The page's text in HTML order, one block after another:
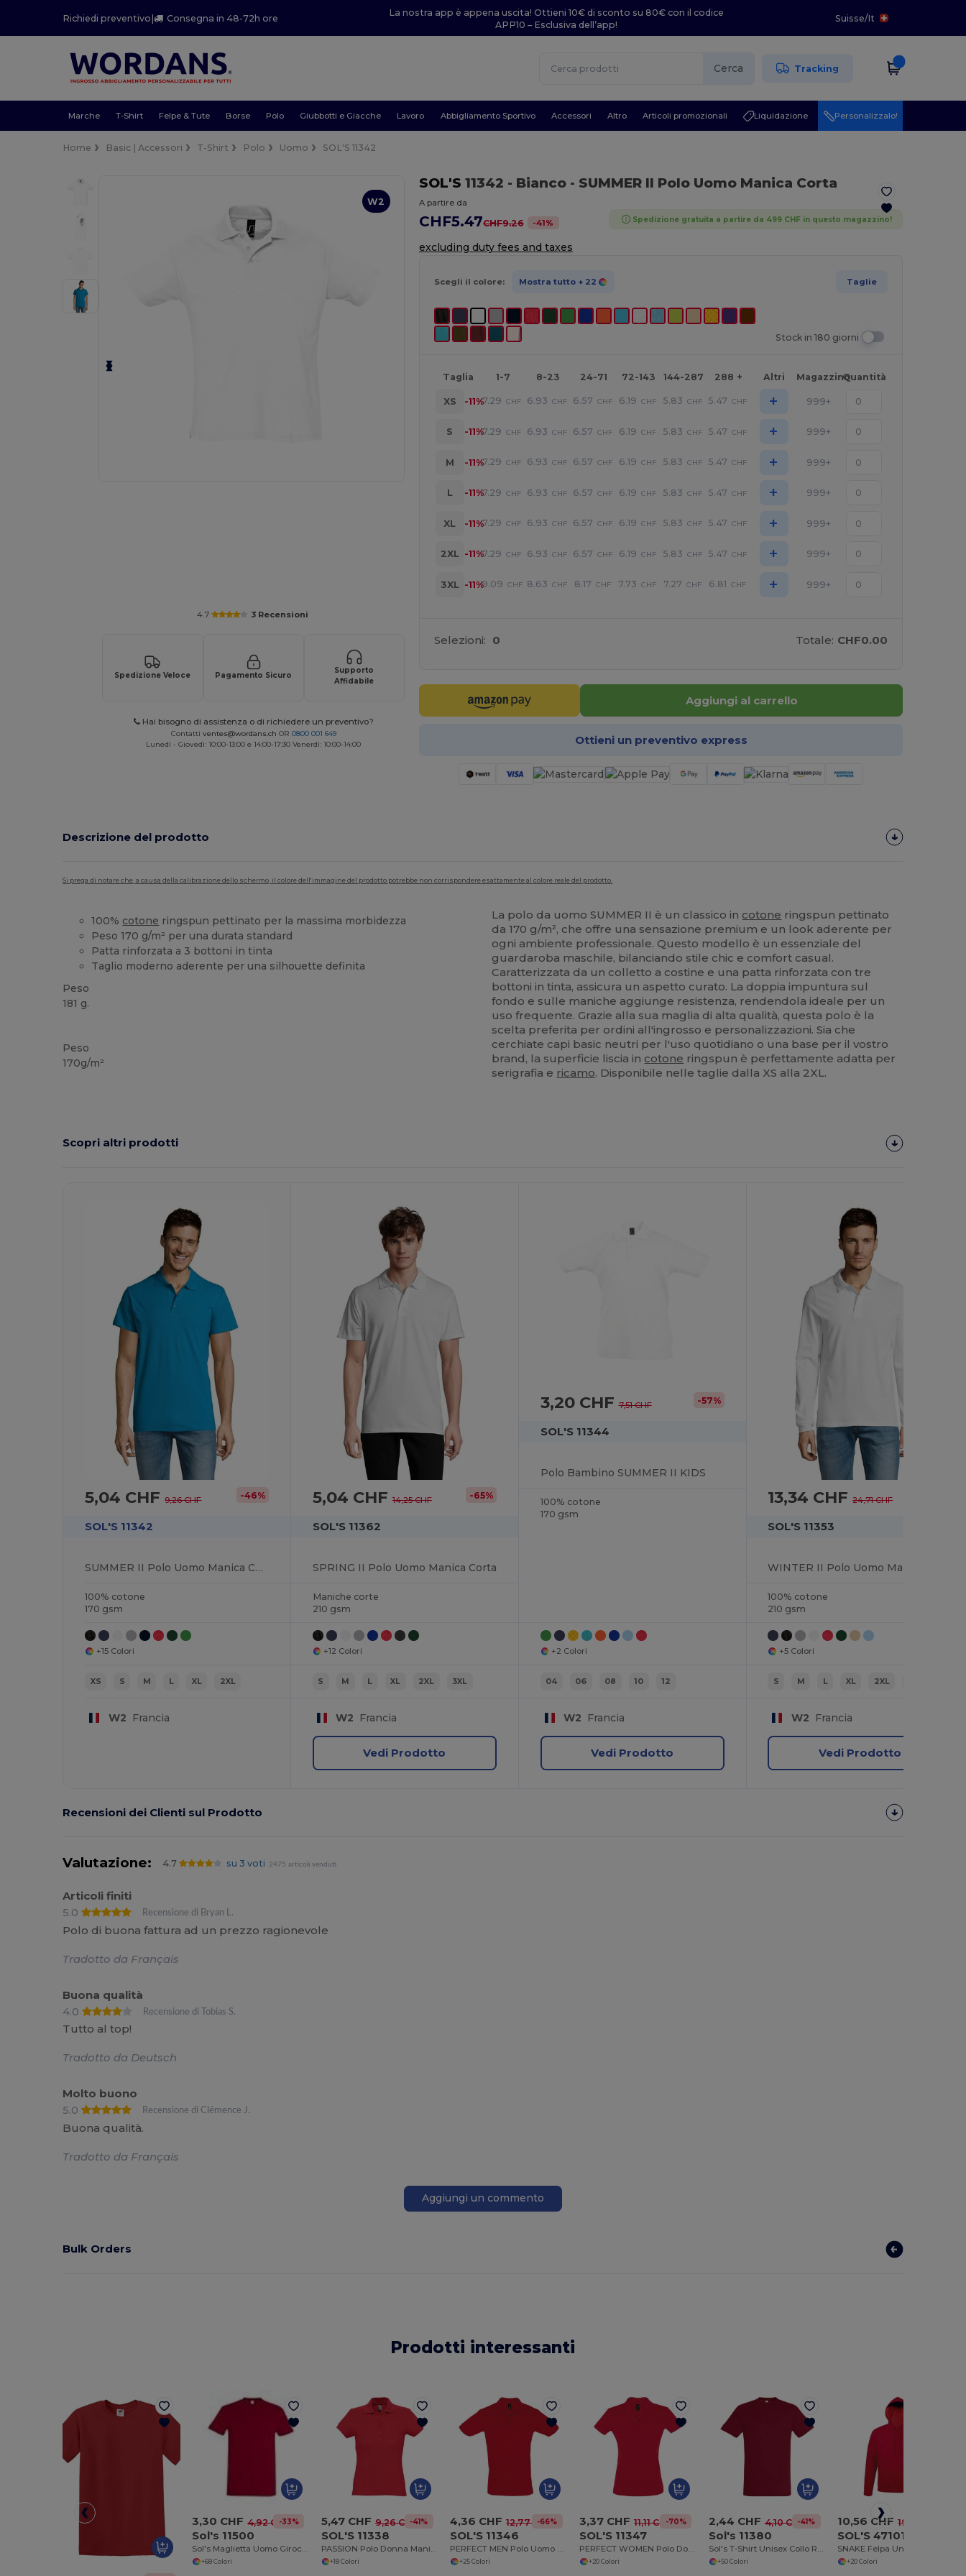
Richiedi preventivo| Consegna in 48-72h ore
La nostra app è appena uscita! Ottieni 10€ di sconto su 80€ con il codice
APP10 – Esclusiva dell’app!
Suisse/It
Cerca Tracking
Marche T-Shirt Felpe & Tute Borse Polo Giubbotti e Giacche Lavoro Abbigliamento Sportivo Accessori Altro Articoli promozionali Liquidazione Personalizzalo!
Home Basic | Accessori T-Shirt Polo Uomo SOL'S 11342
W2
4.7 3 Recensioni
Spedizione Veloce Pagamento Sicuro
Supporto
Affidabile
Hai bisogno di assistenza o di richiedere un preventivo?
Contatti ventes@wordans.ch OR 0800 001 649
Lunedì - Giovedì: 10:00-13:00 e 14:00-17:30 Venerdì: 10:00-14:00
SOL'S 11342 - Bianco- SUMMER II Polo Uomo Manica Corta
A partire da
CHF5.47CHF9.26 -41% Spedizione gratuita a partire da 499 CHF in questo magazzino!
excluding duty fees and taxes
Scegli il colore: Mostra tutto + 22 Taglie
Stock in 180 giorni
Taglia 1-7 8-23 24-71 72-143 144-287 288 + Altri MagazzinoQuantità
XS -11%7.29 CHF 6.93 CHF 6.57 CHF 6.19 CHF 5.83 CHF 5.47 CHF + 999+
S -11%7.29 CHF 6.93 CHF 6.57 CHF 6.19 CHF 5.83 CHF 5.47 CHF + 999+
M -11%7.29 CHF 6.93 CHF 6.57 CHF 6.19 CHF 5.83 CHF 5.47 CHF + 999+
L -11%7.29 CHF 6.93 CHF 6.57 CHF 6.19 CHF 5.83 CHF 5.47 CHF + 999+
XL -11%7.29 CHF 6.93 CHF 6.57 CHF 6.19 CHF 5.83 CHF 5.47 CHF + 999+
2XL -11%7.29 CHF 6.93 CHF 6.57 CHF 6.19 CHF 5.83 CHF 5.47 CHF + 999+
3XL -11%9.09 CHF 8.63 CHF 8.17 CHF 7.73 CHF 7.27 CHF 6.81 CHF + 999+
Selezioni: 0 Totale: CHF0.00
Aggiungi al carrello
Ottieni un preventivo express
Descrizione del prodotto
Si prega di notare che, a causa della calibrazione dello schermo, il colore dell'immagine del prodotto potrebbe non corrispondere esattamente al colore reale del prodotto.
100% cotone ringspun pettinato per la massima morbidezza
Peso 170 g/m² per una durata standard
Patta rinforzata a 3 bottoni in tinta
Taglio moderno aderente per una silhouette definita
Peso
181 g.
Peso
170g/m²
La polo da uomo SUMMER II è un classico in cotone ringspun pettinato
da 170 g/m², che offre una sensazione premium e un look aderente per
ogni ambiente professionale. Questo modello è un essenziale del
guardaroba maschile, bilanciando stile chic e comfort casual.
Caratterizzata da un colletto a costine e una patta rinforzata con tre
bottoni in tinta, assicura un aspetto curato. La doppia impuntura sul
fondo e sulle maniche aggiunge resistenza, rendendola ideale per un
uso frequente. Grazie alla sua maglia di alta qualità, questa polo è la
scelta preferita per ordini all'ingrosso e personalizzazioni. Sia che
cerchiate capi basic neutri per l'uso quotidiano o una base per il vostro
brand, la superficie liscia in cotone ringspun è perfettamente adatta per
serigrafia e ricamo. Disponibile nelle taglie dalla XS alla 2XL.
Scopri altri prodotti
5,04 CHF9,26 CHF -46%
SOL'S 11342
SUMMER II Polo Uomo Manica Corta
100% cotone
170 gsm
+15 Colori
XS S M L XL 2XL
W2 Francia
5,04 CHF 14,25 CHF -65%
SOL'S 11362
SPRING II Polo Uomo Manica Corta
Maniche corte
210 gsm
+12 Colori
S M L XL 2XL 3XL
W2 Francia
Vedi Prodotto
3,20 CHF7,51 CHF -57%
SOL'S 11344
Polo Bambino SUMMER II KIDS
100% cotone
170 gsm
+2 Colori
04 06 08 10 12
W2 Francia
Vedi Prodotto
13,34 CHF24,71 CHF
SOL'S 11353
100% cotone
210 gsm
+5 Colori
S M L XL 2XL
W2 Francia
Vedi Prodotto
Recensioni dei Clienti sul Prodotto
Valutazione: 4.7 su 3 voti 2475 articoli venduti
Articoli finiti
5.0
Recensione di Bryan L.
Polo di buona fattura ad un prezzo ragionevole
Tradotto da Français
Buona qualità
4.0
Recensione di Tobias S.
Tutto al top!
Tradotto da Deutsch
Molto buono
5.0
Recensione di Clémence J.
Buona qualità.
Tradotto da Français
Aggiungi un commento
Bulk Orders
Prodotti interessanti
3,30 CHF 4,92 CHF-33%
Sol's 11500
Sol's Maglietta Uomo Girocollo Imperiale di Alta Qualità
+68 Colori
5,47 CHF 9,26 CHF-41%
SOL'S 11338
PASSION Polo Donna Manica Corta
+18 Colori
4,36 CHF 12,77 CHF
-66%
SOL'S 11346
PERFECT MEN Polo Uomo Manica Corta
+25 Colori
3,37 CHF 11,11 CHF-70%
SOL'S 11347
PERFECT WOMEN Polo Donna Manica Corta
+20 Colori
2,44 CHF 4,10 CHF-41%
Sol's 11380
Sol's T-Shirt Unisex Collo Rotondo di Alta Qualità
+50 Colori
10,56 CHF 19,89 CHF
SOL'S 47101
+20 Colori